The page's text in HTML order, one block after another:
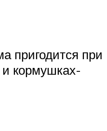
пригодится при
кормушках-